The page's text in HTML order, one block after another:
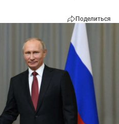
Поделиться